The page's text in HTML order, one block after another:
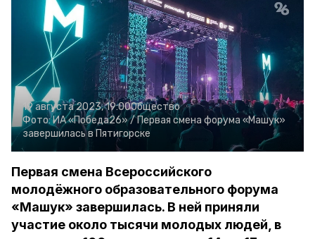
19 августа 2023, 19:00Общество
Фото:ИА «Победа26» /Первая смена форума «Машук»
завершилась в Пятигорске
Первая смена Всероссийского
молодёжного образовательного форума
«Машук» завершилась. В ней приняли
участие около тысячи молодых людей, в